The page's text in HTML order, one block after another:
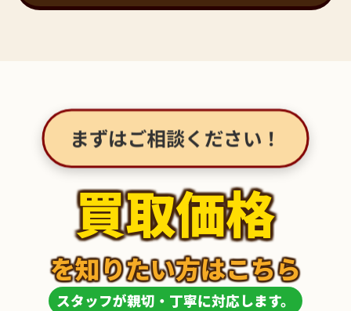
まずはご相談ください！
買取価格
スタッフが親切・丁寧に対応します。
を知りたい方はこちら